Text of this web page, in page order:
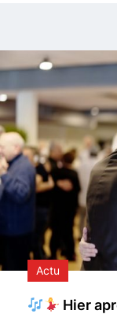
Actu
Hier